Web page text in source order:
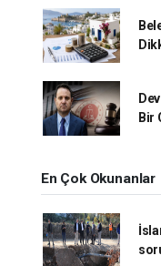
Bir
En Çok Okunanlar